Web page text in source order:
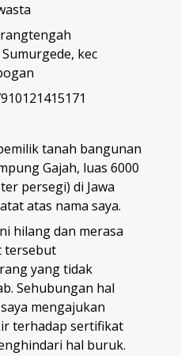
kec
tanah bangunan
Gajah, luas 6000
persegi) di Jawa
atas nama saya.
hilang dan merasa
tersebut
yang tidak
Sehubungan hal
mengajukan
terhadap sertifikat
hal buruk.